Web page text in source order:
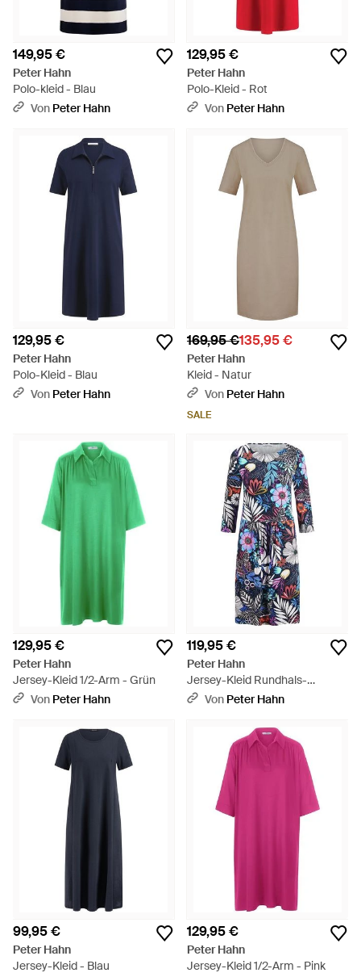
149,95 €
Peter Hahn
Polo-kleid - Blau
Von Peter Hahn
129,95 €
Peter Hahn
Polo-Kleid - Rot
Von Peter Hahn
129,95 €
Peter Hahn
Polo-Kleid - Blau
Von Peter Hahn
169,95 €135,95 €
Peter Hahn
Kleid - Natur
Von Peter Hahn
SALE
129,95 €
Peter Hahn
Jersey-Kleid 1/2-Arm - Grün
Von Peter Hahn
119,95 €
Peter Hahn
Jersey-Kleid Rundhals-
Ausschnitt - Blau
Von Peter Hahn
99,95 €
Peter Hahn
Jersey-Kleid - Blau
129,95 €
Peter Hahn
Jersey-Kleid 1/2-Arm - Pink